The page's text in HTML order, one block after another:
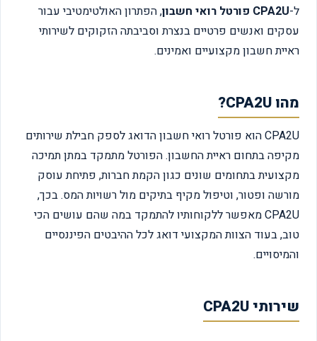
ל-CPA2U פורטל רואי חשבון
, הפתרון האולטימטיבי עבור
עסקים ואנשים פרטיים בנצרת וסביבתה הזקוקים לשירותי
ראיית חשבון מקצועיים ואמינים.
מהו CPA2U?
CPA2U הוא פורטל רואי חשבון הדואג לספק חבילת שירותים
מקיפה בתחום ראיית החשבון. הפורטל מתמקד במתן תמיכה
מקצועית בתחומים שונים כגון הקמת חברות, פתיחת עוסק
מורשה ופטור, וטיפול מקיף בתיקים מול רשויות המס. בכך,
CPA2U מאפשר ללקוחותיו להתמקד במה שהם עושים הכי
טוב, בעוד הצוות המקצועי דואג לכל ההיבטים הפיננסיים
והמיסויים.
שירותי CPA2U